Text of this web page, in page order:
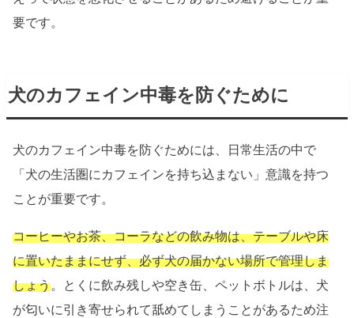
要です。
犬のカフェイン中毒を防ぐために
犬のカフェイン中毒を防ぐためには、日常生活の中で
「犬の生活圏にカフェインを持ち込まない」意識を持つ
ことが重要です。
コーヒーやお茶、コーラなどの飲み物は、テーブルや床
に置いたままにせず、必ず犬の届かない場所で管理しま
しょう。とくに飲み残しや空き缶、ペットボトルは、犬
が匂いに引き寄せられて舐めてしまうことがあるため注